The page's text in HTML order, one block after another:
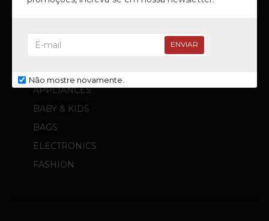
ENVIAR
Não mostre novamente.
APPLIANCES
BABY & KIDS
BAGS
ELECTRONICS
FASHION